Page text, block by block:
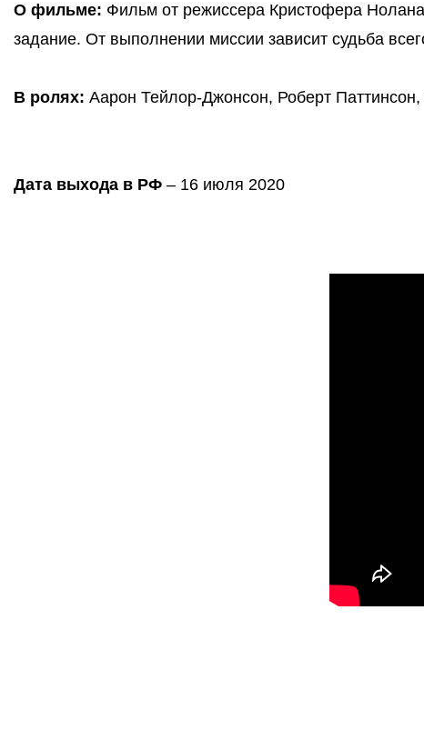
О фильме: Фильм от режиссера Кристофера
задание. От выполнении миссии зависит судьба
В ролях: Аарон Тейлор-Джонсон, Роберт
Дата выхода в РФ – 16 июля 2020